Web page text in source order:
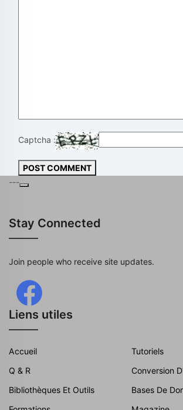
Captcha :
POST COMMENT
---
Stay Connected
Join people who receive site updates.
Liens utiles
Accueil
Tutoriels
Q & R
Conversion
Bibliothèques Et Outils
Bases De